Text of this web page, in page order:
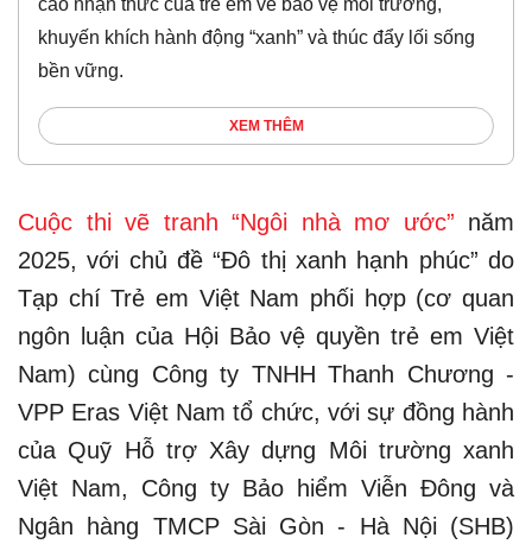
khuyến khích hành động “xanh” và thúc đẩy lối sống
bền vững.
XEM THÊM
Cuộc thi vẽ tranh “Ngôi nhà mơ ước” năm
2025, với chủ đề “Đô thị xanh hạnh phúc” do
Tạp chí Trẻ em Việt Nam phối hợp (cơ quan
ngôn luận của Hội Bảo vệ quyền trẻ em Việt
Nam) cùng Công ty TNHH Thanh Chương -
VPP Eras Việt Nam tổ chức, với sự đồng hành
của Quỹ Hỗ trợ Xây dựng Môi trường xanh
Việt Nam, Công ty Bảo hiểm Viễn Đông và
Ngân hàng TMCP Sài Gòn - Hà Nội (SHB)